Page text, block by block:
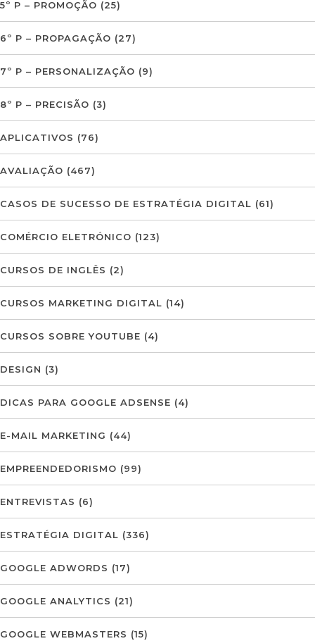
5º P – PROMOÇÃO (25)
6º P – PROPAGAÇÃO (27)
7º P – PERSONALIZAÇÃO (9)
8º P – PRECISÃO (3)
APLICATIVOS (76)
AVALIAÇÃO (467)
CASOS DE SUCESSO DE ESTRATÉGIA DIGITAL (61)
COMÉRCIO ELETRÓNICO (123)
CURSOS DE INGLÊS (2)
CURSOS MARKETING DIGITAL (14)
CURSOS SOBRE YOUTUBE (4)
DESIGN (3)
DICAS PARA GOOGLE ADSENSE (4)
E-MAIL MARKETING (44)
EMPREENDEDORISMO (99)
ENTREVISTAS (6)
ESTRATÉGIA DIGITAL (336)
GOOGLE ADWORDS (17)
GOOGLE ANALYTICS (21)
GOOGLE WEBMASTERS (15)